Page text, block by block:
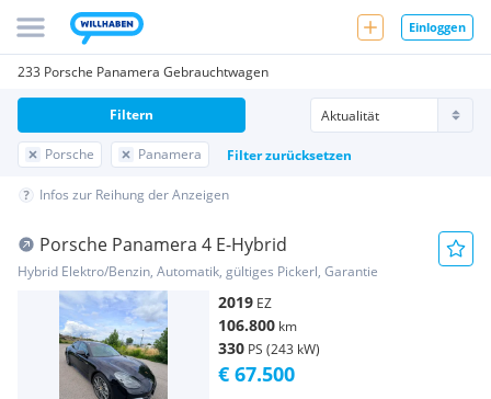
Einloggen
233 Porsche Panamera Gebrauchtwagen
Porsche Panamera Filter zurücksetzen
Filtern
Infos zur Reihung der Anzeigen
Porsche Panamera 4 E-Hybrid
Hybrid Elektro/Benzin, Automatik, gültiges Pickerl, Garantie
2019 EZ
106.800 km
330 PS (243 kW)
€ 67.500